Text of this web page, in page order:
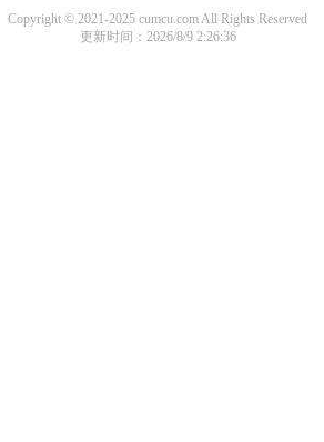
Copyright © 2021-2025 cumcu.com All Rights Reserved
更新时间：2026/8/9 2:26:36